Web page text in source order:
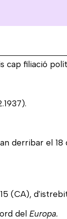
cap filiació
derribar el
(CA),
del Europa.